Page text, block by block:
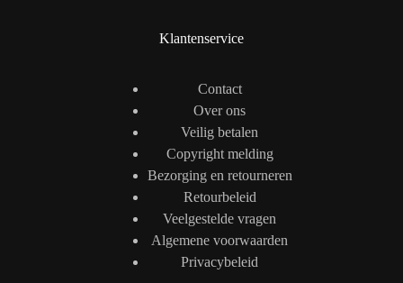
Klantenservice
Contact
Over ons
Veilig betalen
Copyright melding
Bezorging en retourneren
Retourbeleid
Veelgestelde vragen
Algemene voorwaarden
Privacybeleid